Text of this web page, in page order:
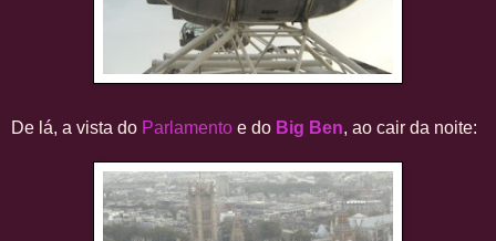
De lá, a vista do Parlamento e do Big Ben, ao cair da noite: